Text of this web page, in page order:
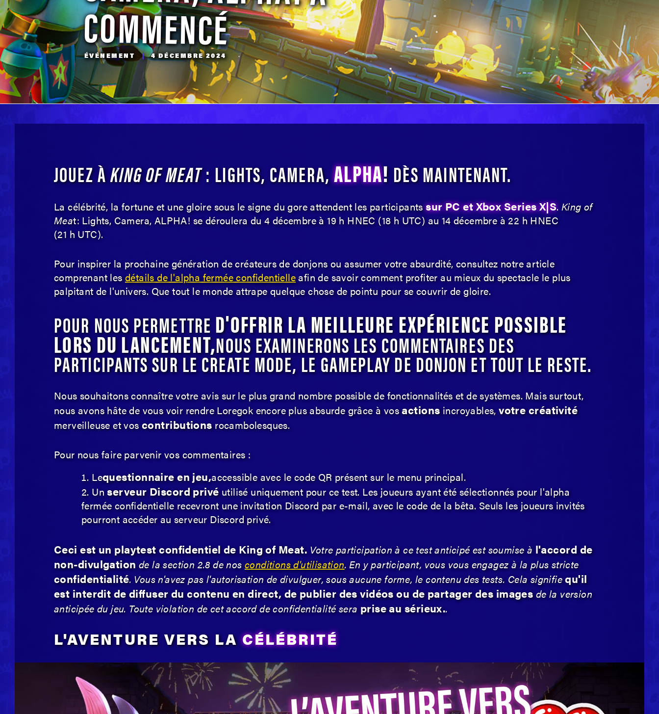
COMMENCÉ
ÉVÉNEMENT | 4 DÉCEMBRE 2024
JOUEZ ÀKING OF MEAT: LIGHTS, CAMERA,ALPHA!DÈS MAINTENANT.
La célébrité, la fortune et une gloire sous le signe du gore attendent les participantssur PC et Xbox Series X|S.King of
Meat: Lights, Camera, ALPHA! se déroulera du 4 décembre à 19 h HNEC (18 h UTC) au 14 décembre à 22 h HNEC
(21 h UTC).
Pour inspirer la prochaine génération de créateurs de donjons ou assumer votre absurdité, consultez notre article
comprenant lesdétails de l'alpha fermée confidentielleafin de savoir comment profiter au mieux du spectacle le plus
palpitant de l'univers. Que tout le monde attrape quelque chose de pointu pour se couvrir de gloire.
POUR NOUS PERMETTRED'OFFRIR LA MEILLEURE EXPÉRIENCE POSSIBLE
LORS DU LANCEMENT,NOUS EXAMINERONS LES COMMENTAIRES DES
PARTICIPANTS SUR LE CREATE MODE, LE GAMEPLAY DE DONJON ET TOUT LE RESTE.
Nous souhaitons connaître votre avis sur le plus grand nombre possible de fonctionnalités et de systèmes. Mais surtout,
nous avons hâte de vous voir rendre Loregok encore plus absurde grâce à vosactionsincroyables,votre créativité
merveilleuse et voscontributionsrocambolesques.
Pour nous faire parvenir vos commentaires :
Lequestionnaire en jeu,accessible avec le code QR présent sur le menu principal.
Unserveur Discord privéutilisé uniquement pour ce test. Les joueurs ayant été sélectionnés pour l'alpha
fermée confidentielle recevront une invitation Discord par e-mail, avec le code de la bêta. Seuls les joueurs invités
pourront accéder au serveur Discord privé.
Ceci est un playtest confidentiel de King of Meat. Votre participation à ce test anticipé est soumise àl'accord de
non-divulgationde la section 2.8 de nosconditions d'utilisation. En y participant, vous vous engagez à la plus stricte
confidentialité. Vous n'avez pas l'autorisation de divulguer, sous aucune forme, le contenu des tests. Cela signifiequ'il
est interdit de diffuser du contenu en direct, de publier des vidéos ou de partager des imagesde la version
anticipée du jeu. Toute violation de cet accord de confidentialité seraprise au sérieux..
L'AVENTURE VERS LACÉLÉBRITÉ